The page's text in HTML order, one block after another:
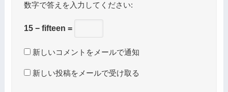
数字で答えを入力してください:
15 − fifteen =
新しいコメントをメールで通知
新しい投稿をメールで受け取る